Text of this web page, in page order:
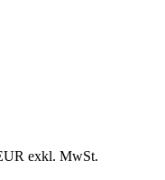
exkl. MwSt.